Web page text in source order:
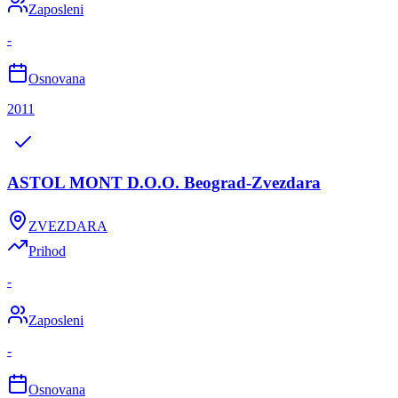
Zaposleni
-
Osnovana
2011
ASTOL MONT D.O.O. Beograd-Zvezdara
ZVEZDARA
Prihod
-
Zaposleni
-
Osnovana